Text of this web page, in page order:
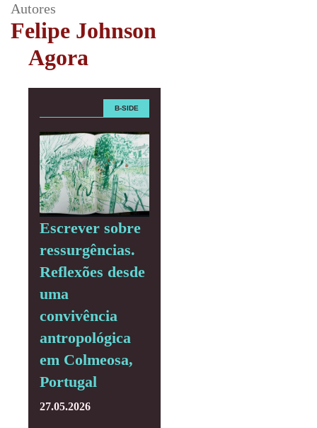
Autores
Felipe Johnson
Agora
B-SIDE
Escrever sobre
ressurgências.
Reflexões desde
uma
convivência
antropológica
em Colmeosa,
Portugal
27.05.2026